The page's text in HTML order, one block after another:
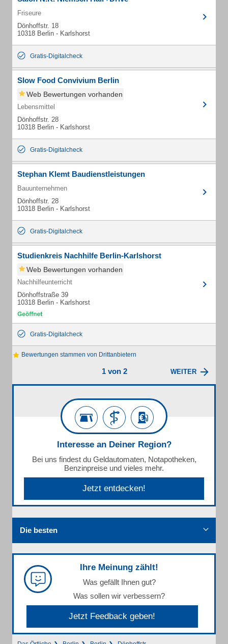
Friseure
Dönhoffstr. 18
10318 Berlin - Karlshorst
Gratis-Digitalcheck
Slow Food Convivium Berlin
Web Bewertungen vorhanden
Lebensmittel
Dönhoffstr. 28
10318 Berlin - Karlshorst
Gratis-Digitalcheck
Stephan Klemt Baudienstleistungen
Bauunternehmen
Dönhoffstr. 28
10318 Berlin - Karlshorst
Gratis-Digitalcheck
Studienkreis Nachhilfe Berlin-Karlshorst
Web Bewertungen vorhanden
Nachhilfeunterricht
Dönhoffstraße 39
10318 Berlin - Karlshorst
Gratis-Digitalcheck
Bewertungen stammen von Drittanbietern
1 von 2 WEITER
Interesse an Deiner Region?
Bei uns findest du Geldautomaten, Notapotheken,
Benzinpreise und vieles mehr.
Jetzt entdecken!
Die besten
Ihre Meinung zählt!
Was gefällt Ihnen gut?
Was sollen wir verbessern?
Jetzt Feedback geben!